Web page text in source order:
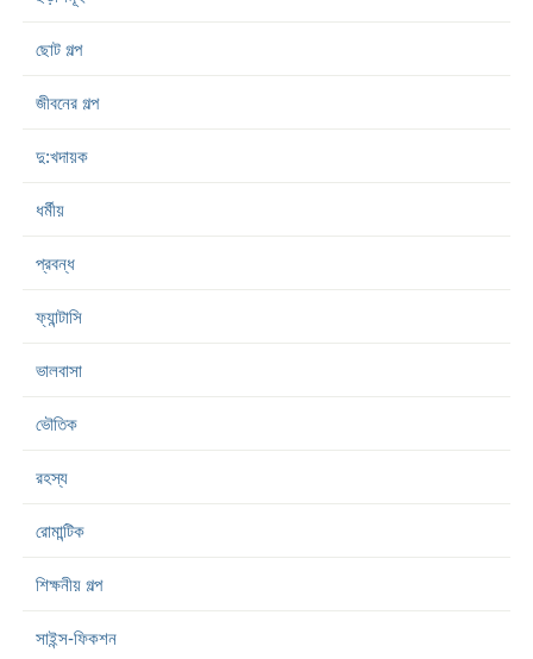
ছোট গল্প
জীবনের গল্প
দু:খদায়ক
ধর্মীয়
প্রবন্ধ
ফ্যান্টাসি
ভালবাসা
ভৌতিক
রহস্য
রোমান্টিক
শিক্ষনীয় গল্প
সাইন্স-ফিকশন